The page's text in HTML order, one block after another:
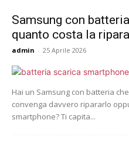
Samsung con
quanto costa la
admin - 25 Aprile 2026
Hai un Samsung con batteria
convenga davvero ripararlo
smartphone? Ti capita...